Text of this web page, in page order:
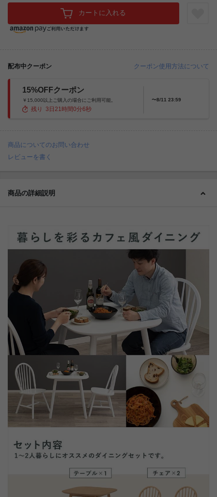
カートに入れる
配布中クーポン クーポン使用方法について
15%OFFクーポン
￥15,000以上ご購入の場合にご利用可能。
残り 3 日 21 時間0分4秒
〜8/11 23:59
商品についてのお問い合わせ
レビューを書く
商品の詳細説明